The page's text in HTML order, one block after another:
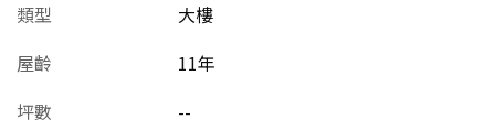
類型
大樓
屋齡
11年
坪數
--